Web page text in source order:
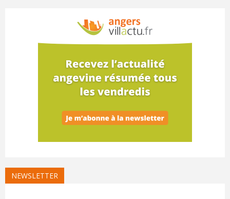
NEWSLETTER